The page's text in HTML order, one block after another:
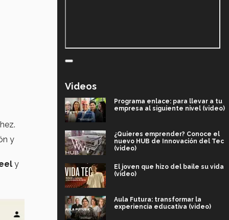
y
y
Videos
Programa enlace: para llevar a tu
empresa al siguiente nivel (video)
¿Quieres emprender? Conoce el
nuevo HUB de Innovación del Tec
(video)
El joven que hizo del baile su vida
(video)
Aula Futura: transformar la
experiencia educativa (video)